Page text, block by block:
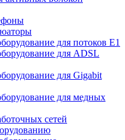
для потоков Е1
для ADSL
для Gigabit
для медных
сетей